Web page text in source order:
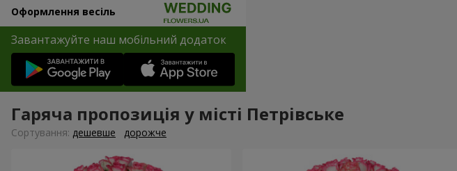
Оформлення весіль
Завантажуйте наш мобільний додаток
Гаряча пропозиція у місті Петрівське
Сортування: дешевше дорожче